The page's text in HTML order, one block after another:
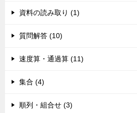
資料の読み取り (1)
質問解答 (10)
速度算・通過算 (11)
集合 (4)
順列・組合せ (3)